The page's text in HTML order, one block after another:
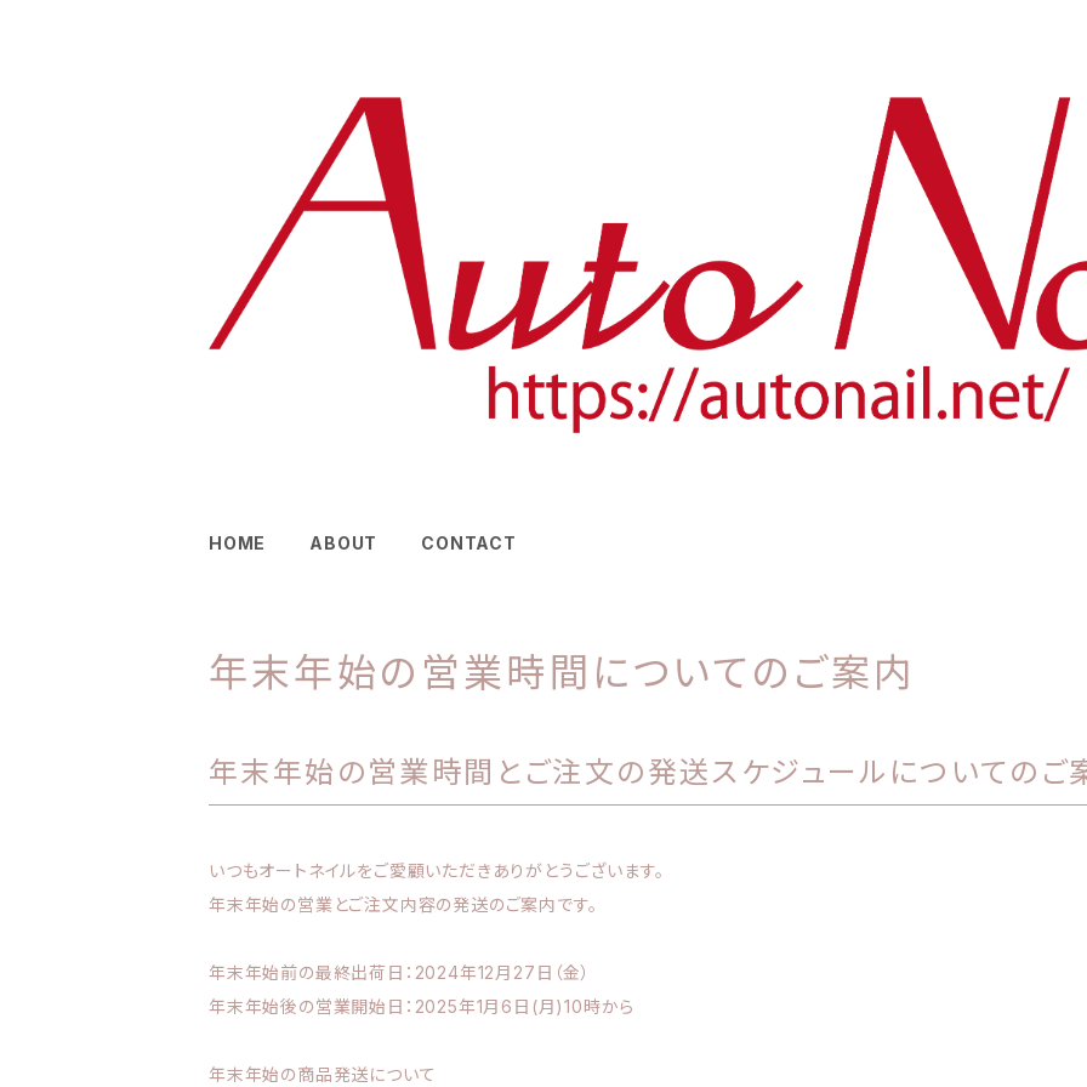
HOME ABOUT CONTACT
年末年始の営業時間についてのご案内
年末年始の営業時間とご注文の発送スケジュールについてのご
いつもオートネイルをご愛顧いただきありがとうございます。
年末年始の営業とご注文内容の発送のご案内です。
年末年始前の最終出荷日：2024年12月27日（金）
年末年始後の営業開始日：2025年1月6日(月)10時から
年末年始の商品発送について